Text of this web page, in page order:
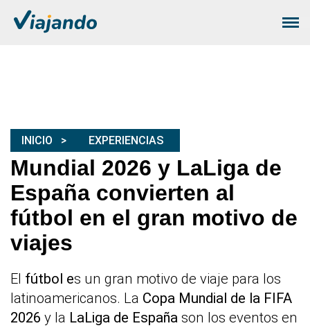
INICIO EXPERIENCIAS
Mundial 2026 y LaLiga de
España convierten al
fútbol en el gran motivo de
viajes
El fútbol es un gran motivo de viaje para los
latinoamericanos. La Copa Mundial de la FIFA
2026 y la LaLiga de España son los eventos en